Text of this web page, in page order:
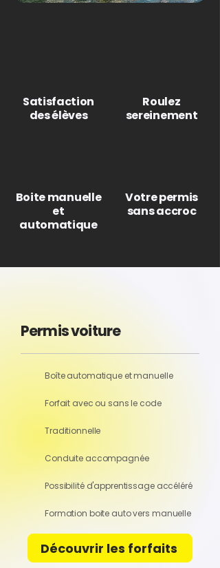
Satisfaction
des élèves
Roulez
sereinement
Boite manuelle
et
automatique
Votre permis
sans accroc
Permis voiture
Boîte automatique et manuelle
Forfait avec ou sans le code
Traditionnelle
Conduite accompagnée
Possibilité d'apprentissage accéléré
Formation boite auto vers manuelle
Découvrir les forfaits